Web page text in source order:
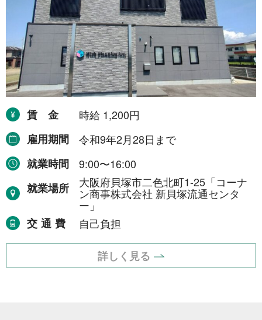
2ヶ月間
6ヶ月間 6件
1年間 2件
令和8年9月30日まで 1件
令和8年12月31日まで
令和9年2月28日まで
令和9年3月31日まで
期間の定めなし 31件
職種から探す
建設・土木・電気工事
賃金
時給 1,200円
雇用期間
令和9年2月28日まで
就業時間
9:00〜16:00
就業場所
大阪府貝塚市二色北町1-25「コーナ
ン商事株式会社 新貝塚流通センタ
ー」
交通費
自己負担
詳しく見る